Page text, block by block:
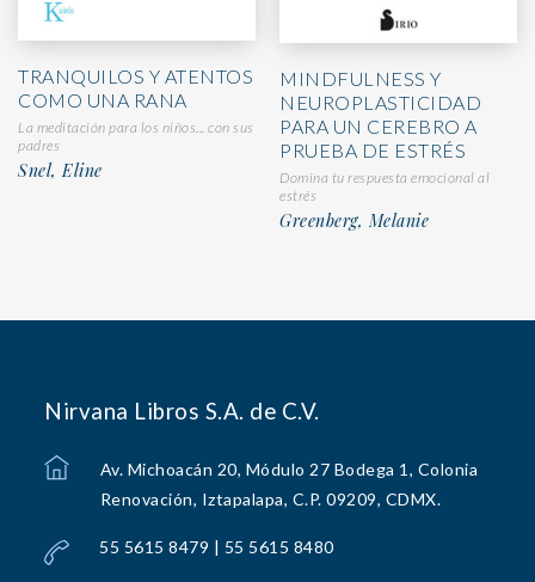
TRANQUILOS Y ATENTOS
COMO UNA RANA
La meditación para los niños... con sus
padres
Snel, Eline
MINDFULNESS Y
NEUROPLASTICIDAD
PARA UN CEREBRO A
PRUEBA DE ESTRÉS
Domina tu respuesta emocional al
estrés
Greenberg, Melanie
Nirvana Libros S.A. de C.V.
Av. Michoacán 20, Módulo 27 Bodega 1, Colonia
Renovación, Iztapalapa, C.P. 09209, CDMX.
55 5615 8479 | 55 5615 8480